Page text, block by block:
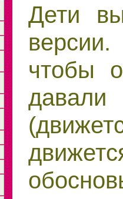
Дети
чтобы
давали